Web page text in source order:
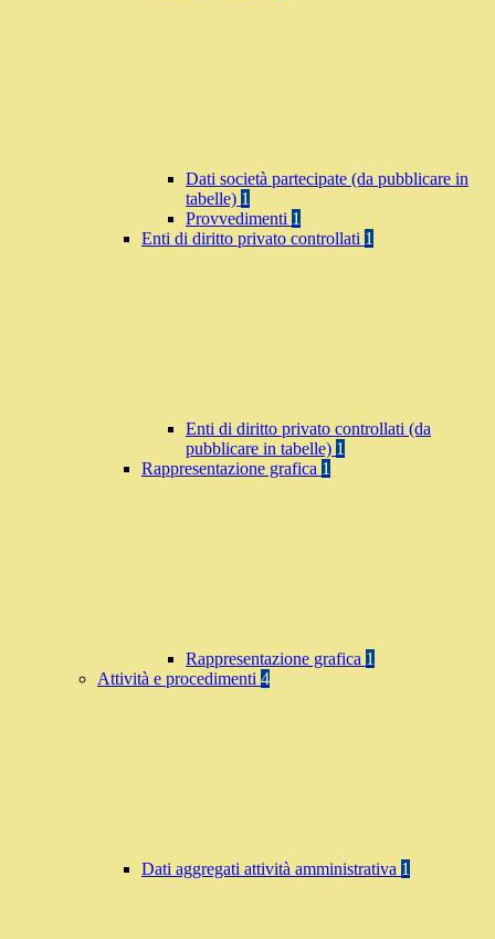
Dati società partecipate (da pubblicare in
tabelle) 1
Provvedimenti 1
Enti di diritto privato controllati 1
Enti di diritto privato controllati (da
pubblicare in tabelle) 1
Rappresentazione grafica 1
Rappresentazione grafica 1
Attività e procedimenti 4
Dati aggregati attività amministrativa 1